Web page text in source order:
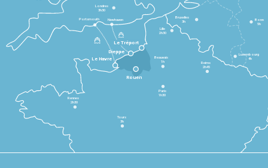
Le Havre
Dieppe
Le Tréport
Rennes
2h30
Tours
3h
Paris
1h30
Beauvais
1h
Reims
2h45
Lille
2h30
Bruxelles
3h
Londres
3h30
Newhaven
Portsmouth
Bonn
5h
Luxembourg
4h
Rouen